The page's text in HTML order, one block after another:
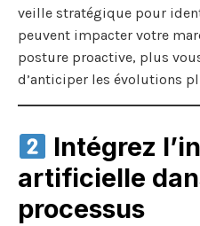
veille stratégique pour
peuvent impacter votre
posture proactive, plus
d’anticiper les évolutions
Intégrez
artificielle
processus